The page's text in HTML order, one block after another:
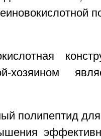
хозяином
полипептид для